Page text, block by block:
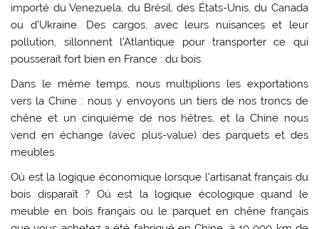
importé du Venezuela, du Brésil, des États-Unis, du Canada
ou d’Ukraine. Des cargos, avec leurs nuisances et leur
pollution, sillonnent l’Atlantique pour transporter ce qui
pousserait fort bien en France : du bois.
Dans le même temps, nous multiplions les exportations
vers la Chine : nous y envoyons un tiers de nos troncs de
chêne et un cinquième de nos hêtres, et la Chine nous
vend en échange (avec plus-value) des parquets et des
meubles.
Où est la logique économique lorsque l’artisanat français du
bois disparaît ? Où est la logique écologique quand le
meuble en bois français ou le parquet en chêne français